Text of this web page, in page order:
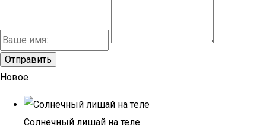
Новое
Солнечный лишай на теле